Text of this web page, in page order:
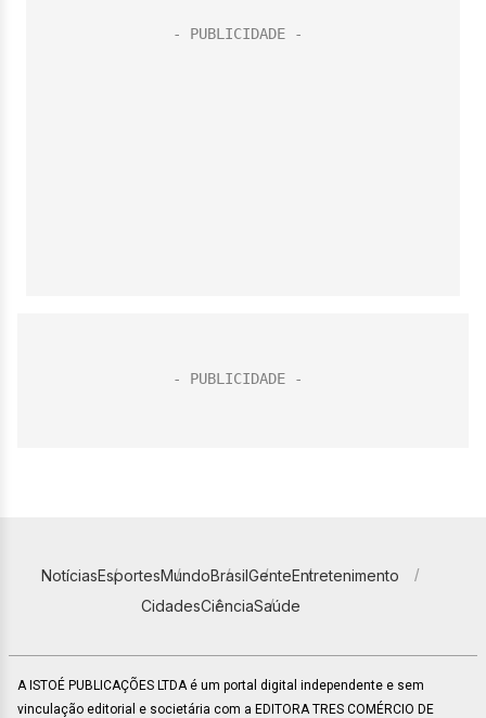
NotíciasEsportesMundoBrasilGenteEntretenimento
CidadesCiênciaSaúde
A ISTOÉ PUBLICAÇÕES LTDA é um portal digital independente e sem
vinculação editorial e societária com a EDITORA TRES COMÉRCIO DE